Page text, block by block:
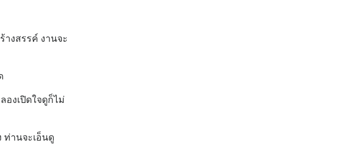
งสรรค์ งานจะ
องเปิดใจดูก็ไม่
านจะเอ็นดู